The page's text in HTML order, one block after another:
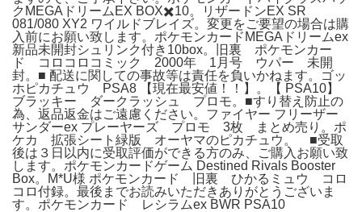
クMEGAドリームEX BOX✖️10。リザードンEX SR
081/080 XY2 ワイルドブレイズ。変更をご要望の場合は購
入前にお願い致します。ポケモンカードMEGAドリームex
新品未開封シュリンク付き10box。旧裏 ポケモンカー
ド コロコロコミック 2000年 1月号 ウパー 未開
封。■ 配送に関しての事故等は責任を負いかねます。ゴッ
ホピカチュウ PSA8 【現在最安値！！】。【 PSA10】
ブラッキー ダークラッシュ プロモ。■すり替え防止の
為、返品返金はご遠慮ください。ファイヤー フリーザー
サンダーex プレーヤーズ プロモ 3枚 まとめ売り。ポ
ケカ 拡張シート緑版 オーヤマのピカチュウ。 ■受取
後は３日以内に受取評価ができる方のみ、ご購入お願い致
します。ポケモンカードゲーム Destined Rivals Booster
Box。M*U様 ポケモンカード 旧裏 ひかるミュウ コロ
コロ付録。最後までお読みいただきありがとうございま
す。ポケモンカード レシラムex BWR PSA10